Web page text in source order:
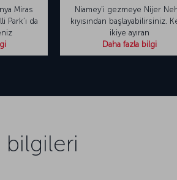
Miras
Park’ı da
Niamey’i gezmeye Nijer
kıyısından başlayabilirsiniz.
ikiye ayıran
Daha fazla bilgi
bilgileri